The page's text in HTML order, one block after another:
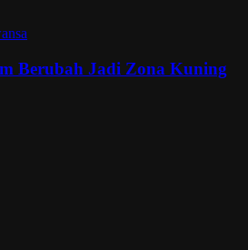
Berubah Jadi Zona Kuning